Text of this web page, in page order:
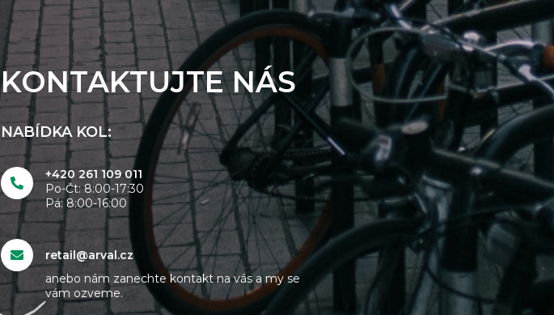
KONTAKTUJTE NÁS
NABÍDKA KOL:
+420 261 109 011
Po-Čt: 8:00-17:30
Pá: 8:00-16:00
retail@arval.cz
anebo nám zanechte kontakt na vás a my se
vám ozveme.